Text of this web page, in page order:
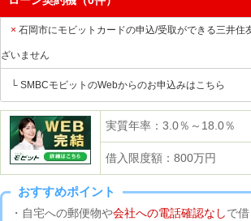
石岡市にモビットカードの申込/受取ができる三井住
ざいません
SMBCモビットのWebからのお申込みはこちら
実質年率：3.0％～18.0％
借入限度額：800万円
おすすめポイント
・自宅への郵便物や会社への電話確認なしで